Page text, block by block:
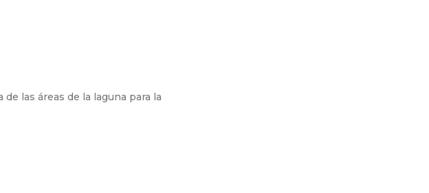
las áreas de la laguna para la